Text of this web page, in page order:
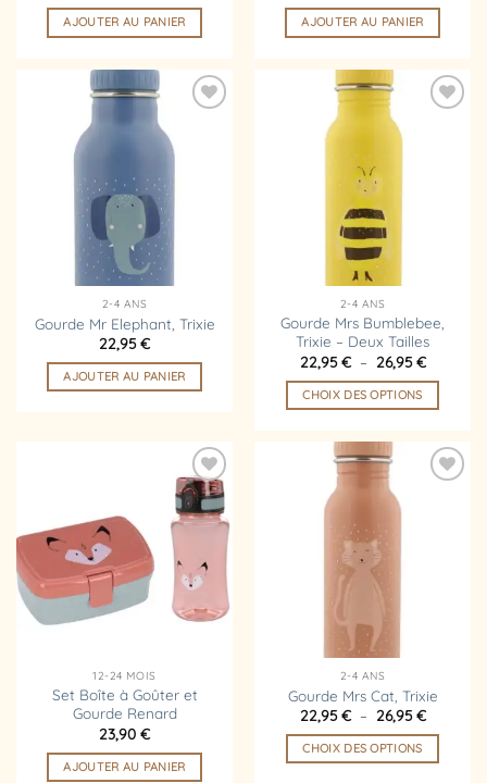
AJOUTER AU PANIER AJOUTER AU PANIER
2-4 ANS
Gourde Mr Elephant, Trixie
22,95€
AJOUTER AU PANIER
2-4 ANS
Gourde Mrs Bumblebee,
Trixie – Deux Tailles
22,95€ – 26,95€Plage
prix :
CHOIX DES OPTIONS
produit
a
plusieurs
variations.
Les
options
peuvent
choisies
sur
la
page
du
produit
Ajouter
à la
liste
12-24 MOIS
Set Boîte à Goûter et
Gourde Renard
23,90 €
AJOUTER AU PANIER
2-4 ANS
Gourde Mrs Cat, Trixie
22,95€ – 26,95€Plage
prix :
CHOIX DES OPTIONS